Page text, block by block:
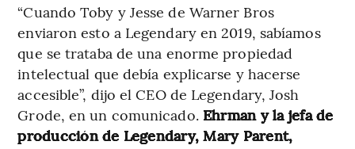
“Cuando Toby y Jesse de Warner Bros
enviaron esto a Legendary en 2019, sabíamos
que se trataba de una enorme propiedad
intelectual que debía explicarse y hacerse
accesible”, dijo el CEO de Legendary, Josh
Grode, en un comunicado. Ehrman y la jefa de
producción de Legendary, Mary Parent,